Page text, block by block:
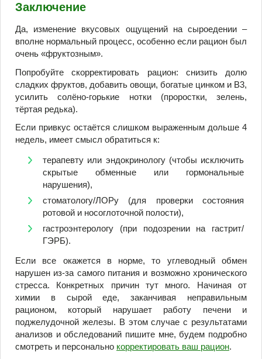
Заключение
Да, изменение вкусовых ощущений на сыроедении –
вполне нормальный процесс, особенно если рацион был
очень «фруктозным».
Попробуйте скорректировать рацион: снизить долю
сладких фруктов, добавить овощи, богатые цинком и B3,
усилить солёно-горькие нотки (проростки, зелень,
тёртая редька).
Если привкус остаётся слишком выраженным дольше 4
недель, имеет смысл обратиться к:
терапевту или эндокринологу (чтобы исключить
скрытые обменные или гормональные
нарушения),
стоматологу/ЛОРу (для проверки состояния
ротовой и носоглоточной полости),
гастроэнтерологу (при подозрении на гастрит/
ГЭРБ).
Если все окажется в норме, то углеводный обмен
нарушен из-за самого питания и возможно хронического
стресса. Конкретных причин тут много. Начиная от
химии в сырой еде, заканчивая неправильным
рационом, который нарушает работу печени и
поджелудочной железы. В этом случае с результатами
анализов и обследований пишите мне, будем подробно
смотреть и персонально корректировать ваш рацион.